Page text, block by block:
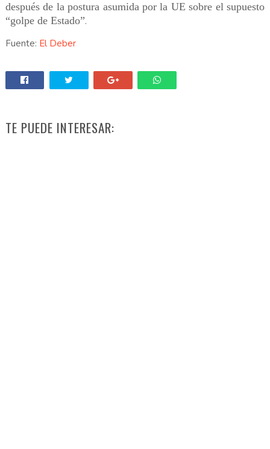
después de la postura asumida por la UE sobre el supuesto
“golpe de Estado”.
Fuente: El Deber
TE PUEDE INTERESAR: